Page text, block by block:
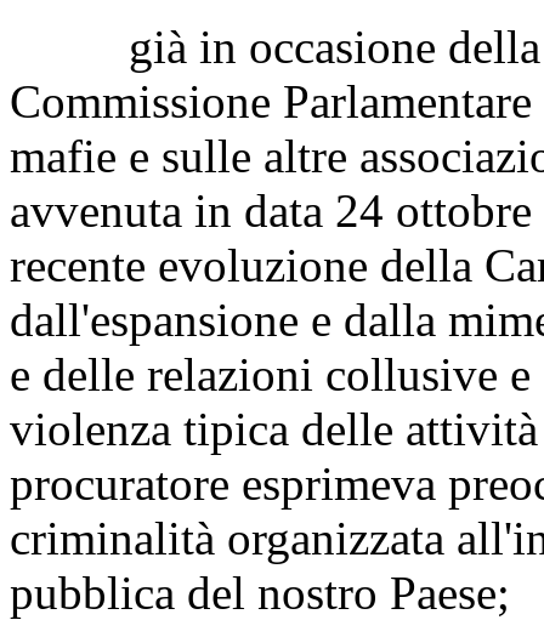
già in occasione della
Commissione
mafie e sulle altre
avvenuta in data 24
recente evoluzione della
dall'espansione e dalla
e delle relazioni collusive
violenza tipica delle
procuratore esprimeva
criminalità organizzata
pubblica del nostro Paese;